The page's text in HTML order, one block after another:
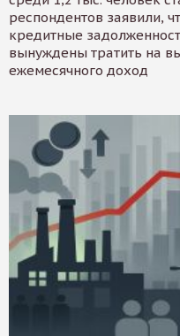
респондентов заявили,
кредитные
вынуждены тратить на
ежемесячного доход